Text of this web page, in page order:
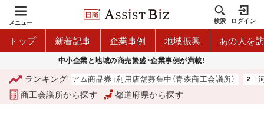
メニュー 検索 ログイン
トップ 新着記事 企業事例 地域振興 あの人を
中小企業と地域の商売繁盛・企業事例が満載！
ランキング
「青森市プレミアム商品券」利用店舗募集中（青森商工会議所） 河
商工会議所から探す 都道府県から探す